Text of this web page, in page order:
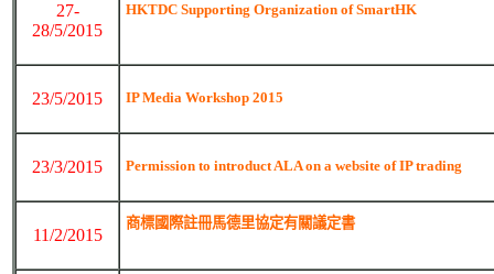
27-
28/5/2015
HKTDC Supporting Organization of SmartHK
23/5/2015 IP Media Workshop 2015
23/3/2015 Permission to introduct ALA on a website of IP trading
11/2/2015
商標國際註冊馬德里協定有關議定書